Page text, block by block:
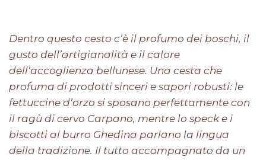
Dentro questo cesto c’è il profumo dei boschi, il
gusto dell’artigianalità e il calore
dell’accoglienza bellunese. Una cesta che
profuma di prodotti sinceri e sapori robusti: le
fettuccine d’orzo si sposano perfettamente con
il ragù di cervo Carpano, mentre lo speck e i
biscotti al burro Ghedina parlano la lingua
della tradizione. Il tutto accompagnato da un